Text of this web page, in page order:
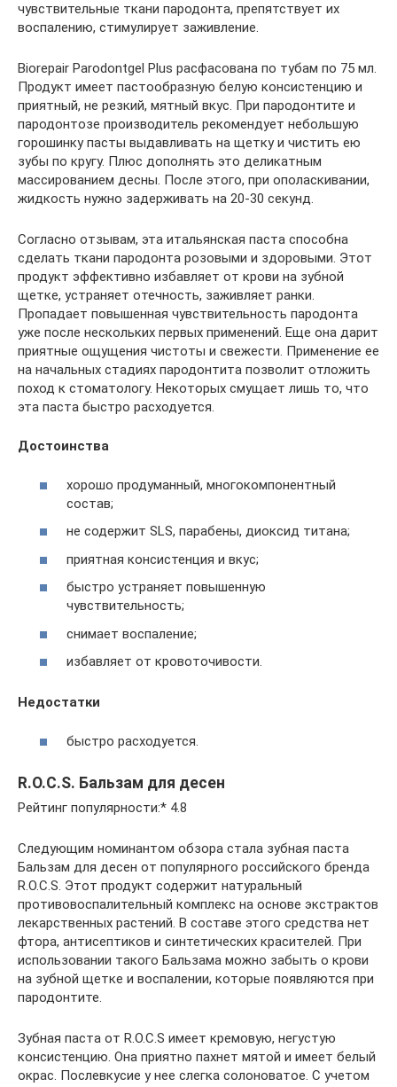
чувствительные ткани пародонта, препятствует их
воспалению, стимулирует заживление.
Biorepair Parodontgel Plus расфасована по тубам по 75 мл.
Продукт имеет пастообразную белую консистенцию и
приятный, не резкий, мятный вкус. При пародонтите и
пародонтозе производитель рекомендует небольшую
горошинку пасты выдавливать на щетку и чистить ею
зубы по кругу. Плюс дополнять это деликатным
массированием десны. После этого, при ополаскивании,
жидкость нужно задерживать на 20-30 секунд.
Согласно отзывам, эта итальянская паста способна
сделать ткани пародонта розовыми и здоровыми. Этот
продукт эффективно избавляет от крови на зубной
щетке, устраняет отечность, заживляет ранки.
Пропадает повышенная чувствительность пародонта
уже после нескольких первых применений. Еще она дарит
приятные ощущения чистоты и свежести. Применение ее
на начальных стадиях пародонтита позволит отложить
поход к стоматологу. Некоторых смущает лишь то, что
эта паста быстро расходуется.
Достоинства
хорошо продуманный, многокомпонентный
состав;
не содержит SLS, парабены, диоксид титана;
приятная консистенция и вкус;
быстро устраняет повышенную
чувствительность;
снимает воспаление;
избавляет от кровоточивости.
Недостатки
быстро расходуется.
R.O.C.S. Бальзам для десен
Рейтинг популярности:* 4.8
Следующим номинантом обзора стала зубная паста
Бальзам для десен от популярного российского бренда
R.O.C.S. Этот продукт содержит натуральный
противовоспалительный комплекс на основе экстрактов
лекарственных растений. В составе этого средства нет
фтора, антисептиков и синтетических красителей. При
использовании такого Бальзама можно забыть о крови
на зубной щетке и воспалении, которые появляются при
пародонтите.
Зубная паста от R.O.C.S имеет кремовую, негустую
консистенцию. Она приятно пахнет мятой и имеет белый
окрас. Послевкусие у нее слегка солоноватое. С учетом